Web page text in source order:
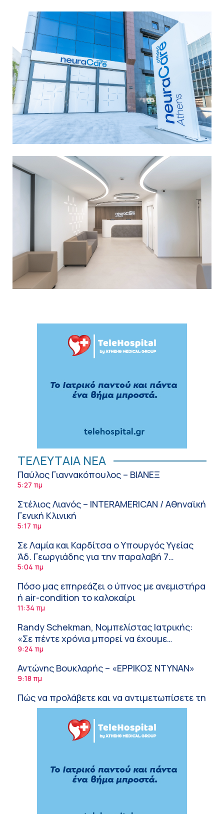
ΤΕΛΕΥΤΑΙΑ ΝΕΑ
Παύλος Γιαννακόπουλος – ΒΙΑΝΕΞ
5:27 πμ
Στέλιος Λιανός – INTERAMERICAN / Αθηναϊκή
Γενική Κλινική
5:17 πμ
Σε Λαμία και Καρδίτσα ο Υπουργός Υγείας
Άδ. Γεωργιάδης για την παραλαβή 7
ασθενοφόρων του ΕΚΑΒ και τα εγκαίνια του
5:04 πμ
Πόσο μας επηρεάζει ο ύπνος με ανεμιστήρα
ή air-condition το καλοκαίρι
11:34 πμ
Randy Schekman, Νομπελίστας Ιατρικής:
«Σε πέντε χρόνια μπορεί να έχουμε
θεραπεία που αναστέλλει την εξέλιξη του
9:24 πμ
Αντώνης Βουκλαρής – «ΕΡΡΙΚΟΣ ΝΤΥΝΑΝ»
9:18 πμ
Πώς να προλάβετε και να αντιμετωπίσετε τη
διάρροια των ταξιδιωτών
Ευμενής Καραφυλλίδης (Metropolitan
Ιωάννης Μπολέτης – ΩΝΑΣΕΙΟ